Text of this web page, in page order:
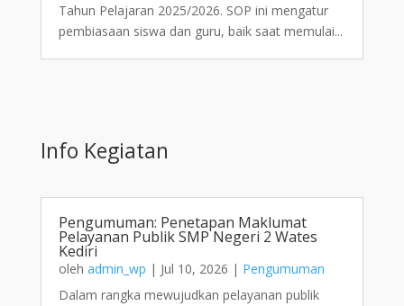
Tahun Pelajaran 2025/2026. SOP ini mengatur
pembiasaan siswa dan guru, baik saat memulai...
Info Kegiatan
Pengumuman: Penetapan Maklumat
Pelayanan Publik SMP Negeri 2 Wates
Kediri
oleh admin_wp | Jul 10, 2026 | Pengumuman
Dalam rangka mewujudkan pelayanan publik